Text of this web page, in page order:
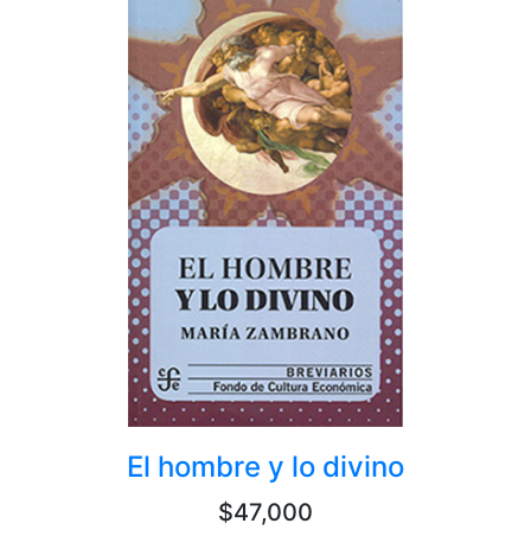
El hombre y lo divino
$47,000